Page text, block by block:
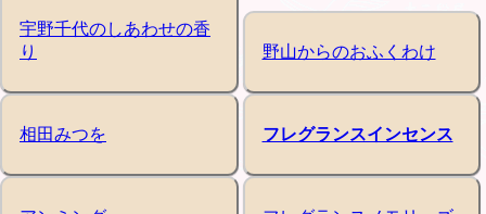
宇野千代のしあわせの香
り
野山からのおふくわけ
相田みつを フレグランスインセンス